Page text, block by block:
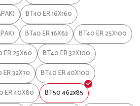
BT40 ER 16X160
BT40 ER 16X63
BT40 ER 25X100
ER 25X60
BT40 ER 32X100
ER 32X70
BT40 ER 40X100
ER 40X80
BT50 462x85